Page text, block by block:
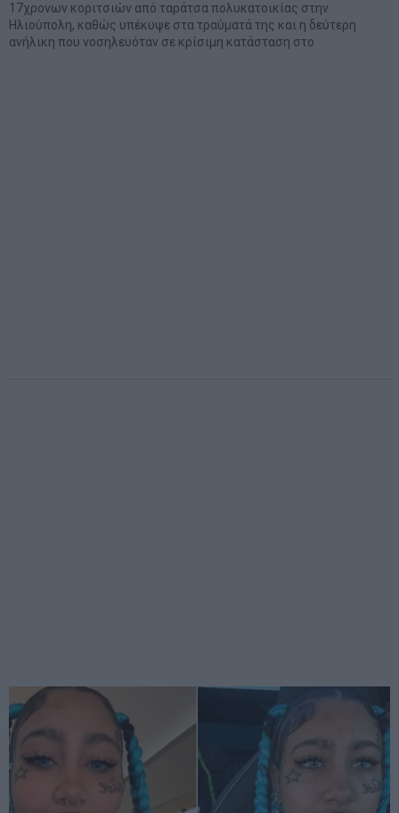
17χρονων κοριτσιών από ταράτσα πολυκατοικίας στην
Ηλιούπολη, καθώς υπέκυψε στα τραύματά της και η δεύτερη
ανήλικη που νοσηλευόταν σε κρίσιμη κατάσταση στο